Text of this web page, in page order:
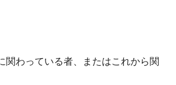
関わっている者、またはこれから関